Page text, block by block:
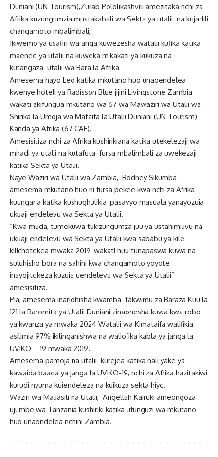
Duniani (UN Tourism),Zurab Pololikashvili amezitaka nchi za
Afrika kuzungumzia mustakabali wa Sekta ya utalii na kujadili
changamoto mbalimbali,
Ikiwemo ya usafiri wa anga kuwezesha watalii kufika katika
maeneo ya utalii na kuweka mikakati ya kukuza na
kutangaza utalii wa Bara la Afrika
Amesema hayo Leo katika mkutano huo unaoendelea
kwenye hoteli ya Radisson Blue jijini Livingstone Zambia
wakati akifungua mkutano wa 67 wa Mawaziri wa Utalii wa
Shirika la Umoja wa Mataifa la Utalii Duniani (UN Tourism)
Kanda ya Afrika (67 CAF).
Amesisitiza nchi za Afrika kushirikiana katika utekelezaji wa
miradi ya utalii na kutafuta fursa mbalimbali za uwekezaji
katika Sekta ya Utalii.
Naye Waziri wa Utalii wa Zambia, Rodney Sikumba
amesema mkutano huo ni fursa pekee kwa nchi za Afrika
kuungana katika kushughulikia ipasavyo masuala yanayozuia
ukuaji endelevu wa Sekta ya Utalii.
“Kwa muda, tumekuwa tukizungumza juu ya ustahimilivu na
ukuaji endelevu wa Sekta ya Utalii kwa sababu ya kile
kilichotokea mwaka 2019, wakati huu tunapaswa kuwa na
suluhisho bora na sahihi kwa changamoto yoyote
inayojitokeza kuzuia uendelevu wa Sekta ya Utalii”
amesisitiza.
Pia, amesema inaridhisha kwamba takwimu za Baraza Kuu la
121 la Baromita ya Utalii Duniani zinaonesha kuwa kwa robo
ya kwanza ya mwaka 2024 Watalii wa Kimataifa walifikia
asilimia 97% ikilinganishwa na waliofika kabla ya janga la
UVIKO – 19 mwaka 2019.
Amesema pamoja na utalii kurejea katika hali yake ya
kawaida baada ya janga la UVIKO-19, nchi za Afrika hazitakiwi
kurudi nyuma kuiendeleza na kuikuza sekta hiyo.
Waziri wa Maliasili na Utalii, Angellah Kairuki ameongoza
ujumbe wa Tanzania kushiriki katika ufunguzi wa mkutano
huo unaondelea nchini Zambia.